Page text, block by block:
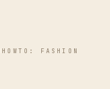
HOWTO: FASHION